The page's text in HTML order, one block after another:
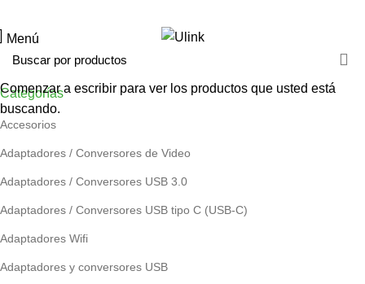
Menú
Categorías
Accesorios
Adaptadores / Conversores de Video
Adaptadores / Conversores USB 3.0
Adaptadores / Conversores USB tipo C (USB-C)
Adaptadores Wifi
Adaptadores y conversores USB
Comenzar a escribir para ver los productos que usted está
buscando.